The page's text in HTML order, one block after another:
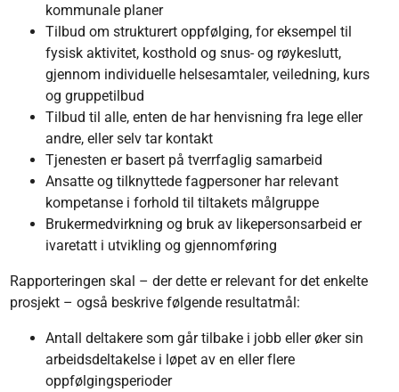
kommunale planer
Tilbud om strukturert oppfølging, for eksempel til
fysisk aktivitet, kosthold og snus- og røykeslutt,
gjennom individuelle helsesamtaler, veiledning, kurs
og gruppetilbud
Tilbud til alle, enten de har henvisning fra lege eller
andre, eller selv tar kontakt
Tjenesten er basert på tverrfaglig samarbeid
Ansatte og tilknyttede fagpersoner har relevant
kompetanse i forhold til tiltakets målgruppe
Brukermedvirkning og bruk av likepersonsarbeid er
ivaretatt i utvikling og gjennomføring
Rapporteringen skal – der dette er relevant for det enkelte
prosjekt – også beskrive følgende resultatmål:
Antall deltakere som går tilbake i jobb eller øker sin
arbeidsdeltakelse i løpet av en eller flere
oppfølgingsperioder